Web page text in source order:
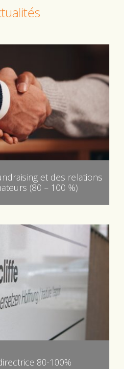
et des relations
(80 – 100 %)
80-100%